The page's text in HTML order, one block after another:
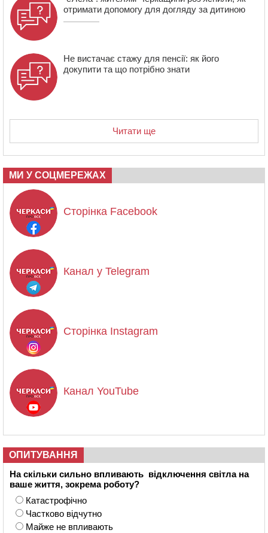
отримати допомогу для догляду за дитиною
Не вистачає стажу для пенсії: як його
докупити та що потрібно знати
Читати ще
МИ У СОЦМЕРЕЖАХ
Сторінка Facebook
Канал у Telegram
Сторінка Instagram
Канал YouTube
ОПИТУВАННЯ
На скільки сильно впливають відключення світла на
ваше життя, зокрема роботу?
Катастрофічно
Частково відчутно
Майже не впливають